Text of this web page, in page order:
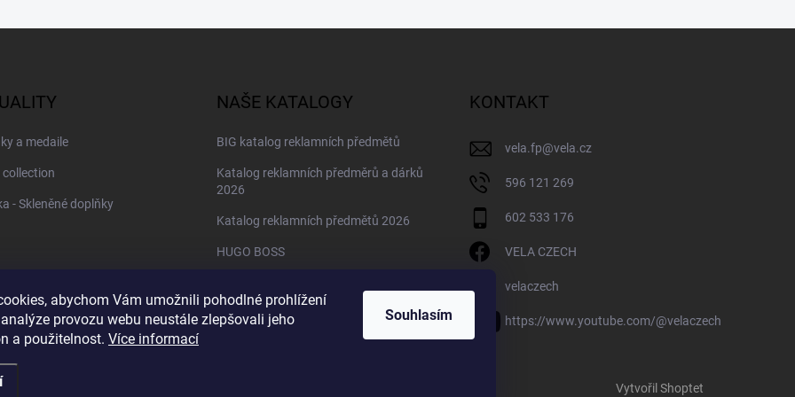
abychom Vám umožnili pohodlné prohlížení
provozu webu neustále zlepšovali jeho
a použitelnost. Více informací
Souhlasím
a medaile
- Skleněné doplňky
NAŠE KATALOGY
BIG katalog reklamních předmětů
Katalog reklamních předměrů a dárků
2026
Katalog reklamních předmětů 2026
HUGO BOSS
Christian Lacroix
KONTAKT
vela.fp@vela.cz
596 121 269
602 533 176
VELA CZECH
velaczech
https://www.youtube.com/@velaczech
Vytvořil Shoptet